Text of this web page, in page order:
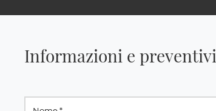
Informazioni e preventivi